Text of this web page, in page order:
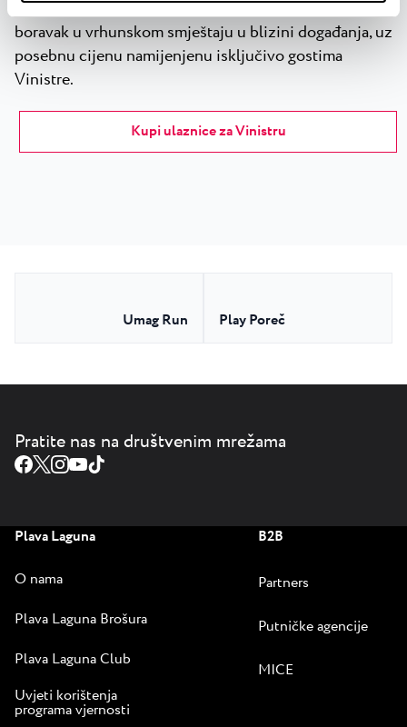
Ova pogodnost omogućuje posjetiteljima festivala
boravak u vrhunskom smještaju u blizini događanja, uz
posebnu cijenu namijenjenu isključivo gostima
Vinistre.
Kupi ulaznice za Vinistru
Umag Run Play Poreč
Pratite nas na društvenim mrežama
Plava Laguna
O nama
Plava Laguna Brošura
Plava Laguna Club
Uvjeti korištenja
programa vjernosti
B2B
Partners
Putničke agencije
MICE